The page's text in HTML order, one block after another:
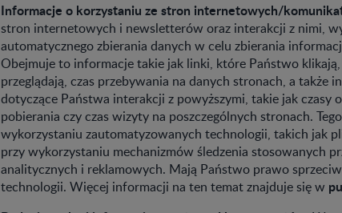
Informacje o korzystaniu ze stron internetowych/
stron internetowych i newsletterów oraz interakcji z nimi,
automatycznego zbierania danych w celu zbierania
Obejmuje to informacje takie jak linki, które Państwo
przeglądają, czas przebywania na danych stronach, a także
dotyczące Państwa interakcji z powyższymi, takie jak czasy
pobierania czy czas wizyty na poszczególnych stronach.
wykorzystaniu zautomatyzowanych technologii, takich jak
przy wykorzystaniu mechanizmów śledzenia stosowanych
analitycznych i reklamowych. Mają Państwo prawo
technologii. Więcej informacji na ten temat znajduje się w